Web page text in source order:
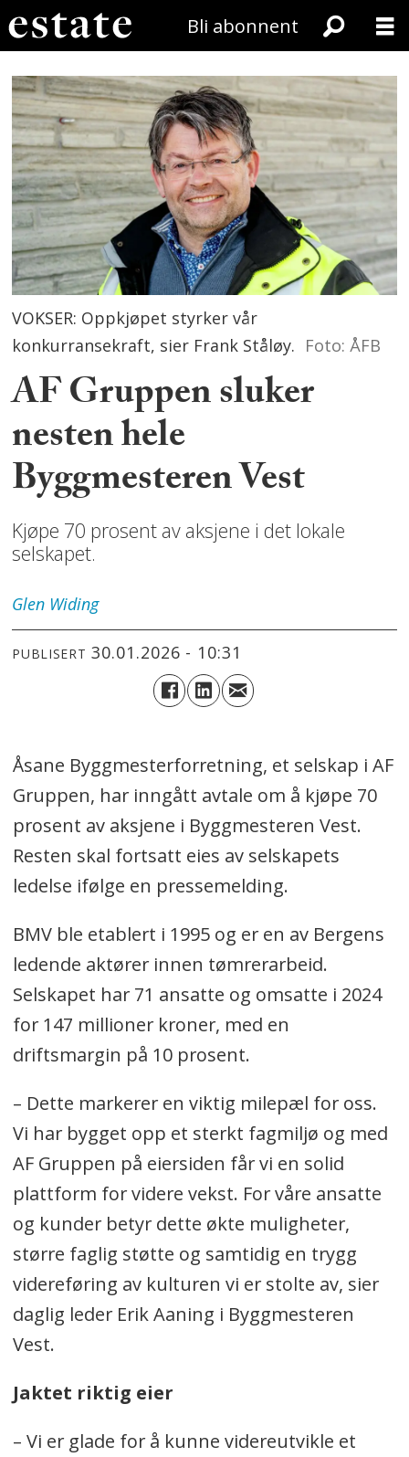
Bli abonnent
VOKSER: Oppkjøpet styrker vår
konkurransekraft, sier Frank Ståløy. Foto: ÅFB
AF Gruppen sluker
nesten hele
Byggmesteren Vest
Kjøpe 70 prosent av aksjene i det lokale
selskapet.
Glen Widing
PUBLISERT 30.01.2026 - 10:31
Åsane Byggmesterforretning, et selskap i AF
Gruppen, har inngått avtale om å kjøpe 70
prosent av aksjene i Byggmesteren Vest.
Resten skal fortsatt eies av selskapets
ledelse ifølge en pressemelding.
BMV ble etablert i 1995 og er en av Bergens
ledende aktører innen tømrerarbeid.
Selskapet har 71 ansatte og omsatte i 2024
for 147 millioner kroner, med en
driftsmargin på 10 prosent.
– Dette markerer en viktig milepæl for oss.
Vi har bygget opp et sterkt fagmiljø og med
AF Gruppen på eiersiden får vi en solid
plattform for videre vekst. For våre ansatte
og kunder betyr dette økte muligheter,
større faglig støtte og samtidig en trygg
videreføring av kulturen vi er stolte av, sier
daglig leder Erik Aaning i Byggmesteren
Vest.
Jaktet riktig eier
– Vi er glade for å kunne videreutvikle et